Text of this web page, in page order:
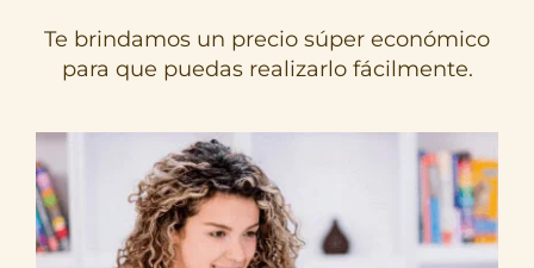
Te brindamos un precio súper económico
para que puedas realizarlo fácilmente.